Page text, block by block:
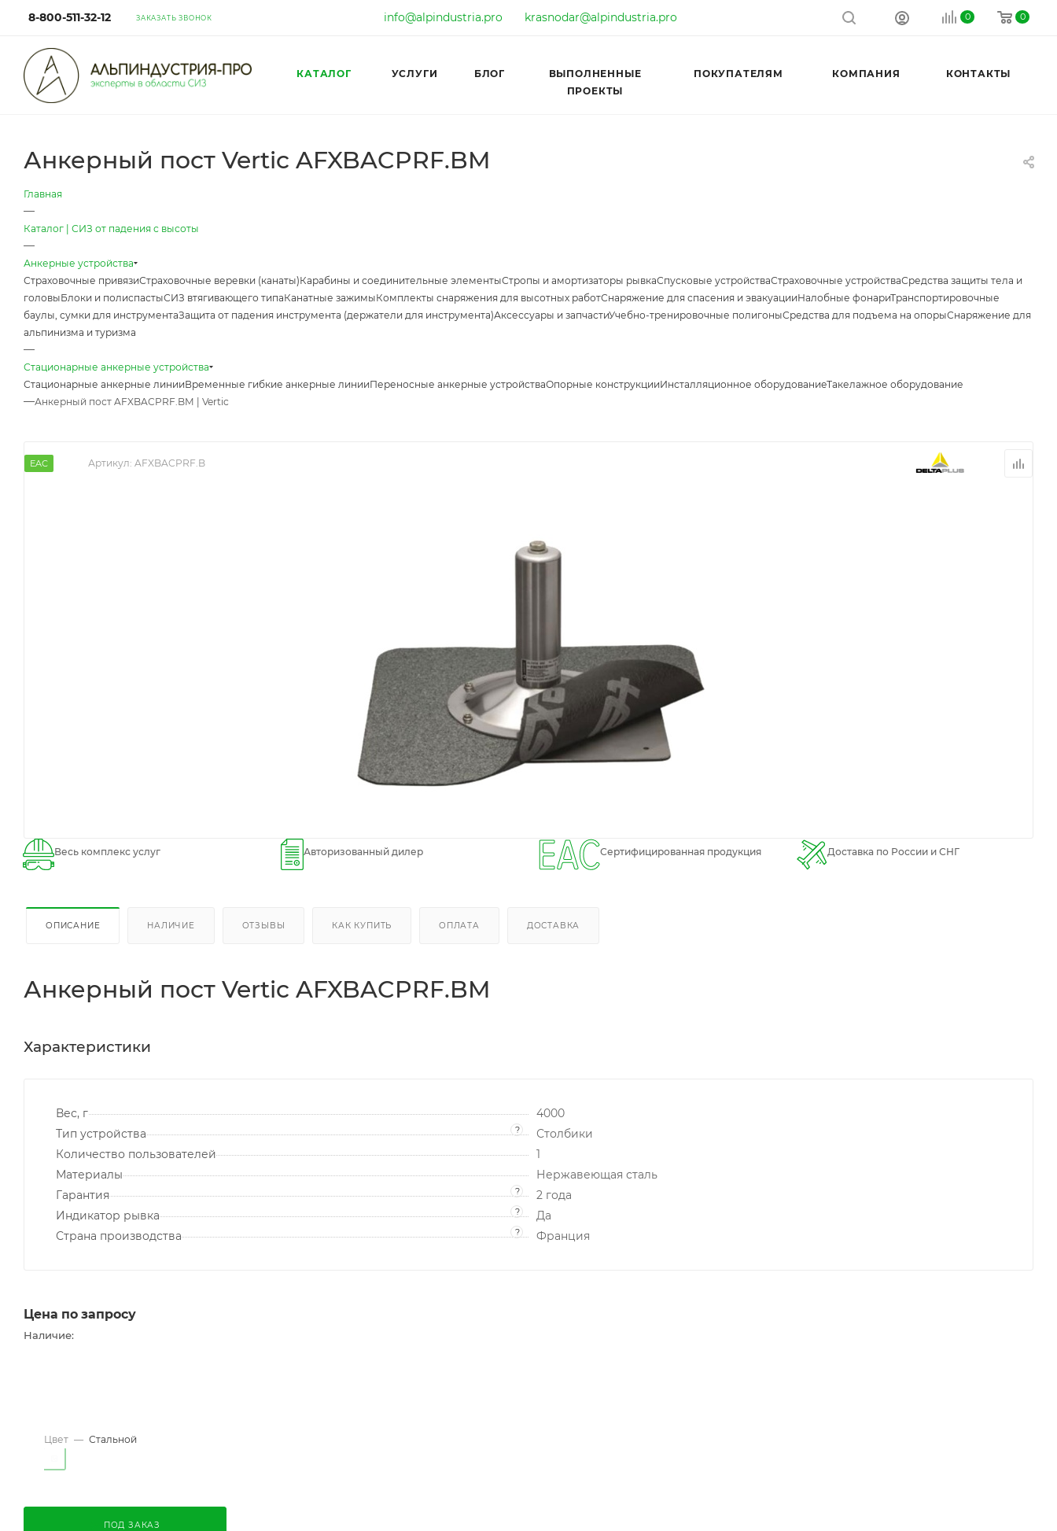
8-800-511-32-12 ЗАКАЗАТЬ ЗВОНОК info@alpindustria.pro krasnodar@alpindustria.pro 0 0
КАТАЛОГ УСЛУГИ БЛОГ
ВЫПОЛНЕННЫЕ
ПРОЕКТЫ
ПОКУПАТЕЛЯМ КОМПАНИЯ КОНТАКТЫ
Анкерный пост Vertic AFXBACPRF.BM
Главная
—
Каталог | СИЗ от падения с высоты
—
Анкерные устройства
Страховочные привязиСтраховочные веревки (канаты)Карабины и соединительные элементыСтропы и амортизаторы рывкаСпусковые устройстваСтраховочные устройстваСредства защиты тела и
головыБлоки и полиспастыСИЗ втягивающего типаКанатные зажимыКомплекты снаряжения для высотных работСнаряжение для спасения и эвакуацииНалобные фонариТранспортировочные
баулы, сумки для инструментаЗащита от падения инструмента (держатели для инструмента)Аксессуары и запчастиУчебно-тренировочные полигоныСредства для подъема на опорыСнаряжение для
альпинизма и туризма
—
Стационарные анкерные устройства
Стационарные анкерные линииВременные гибкие анкерные линииПереносные анкерные устройстваОпорные конструкцииИнсталляционное оборудованиеТакелажное оборудование
—Анкерный пост AFXBACPRF.BM | Vertic
EAC Артикул: AFXBACPRF.B
Весь комплекс услуг Авторизованный дилер Сертифицированная продукция Доставка по России и СНГ
ОПИСАНИЕ НАЛИЧИЕ ОТЗЫВЫ КАК КУПИТЬ ОПЛАТА ДОСТАВКА
Анкерный пост Vertic AFXBACPRF.BM
Характеристики
Вес, г
4000
Тип устройства
?
Столбики
Количество пользователей
1
Материалы
Нержавеющая сталь
Гарантия
?
2 года
Индикатор рывка
?
Да
Страна производства
? Франция
Цена по запросу
Наличие:
Цвет — Стальной
ПОД ЗАКАЗ